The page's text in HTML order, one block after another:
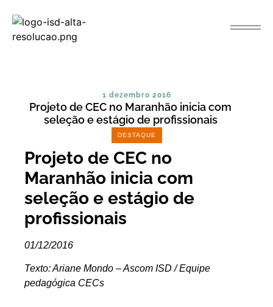
1 dezembro 2016
Projeto de CEC no Maranhão inicia com
seleção e estágio de profissionais
DESTAQUE
Projeto de CEC no
Maranhão inicia com
seleção e estágio de
profissionais
01/12/2016
Texto: Ariane Mondo – Ascom ISD / Equipe
pedagógica CECs